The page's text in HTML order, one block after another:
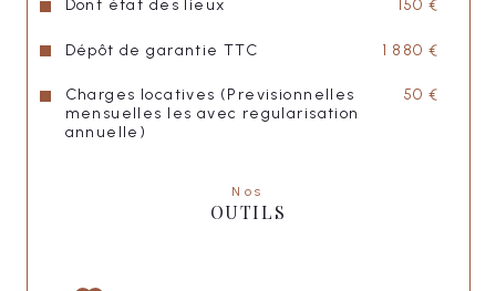
Dont état des lieux 150 €
Dépôt de garantie TTC 1 880 €
Charges locatives (Previsionnelles
mensuelles les avec regularisation
annuelle)
50 €
Nos
OUTILS